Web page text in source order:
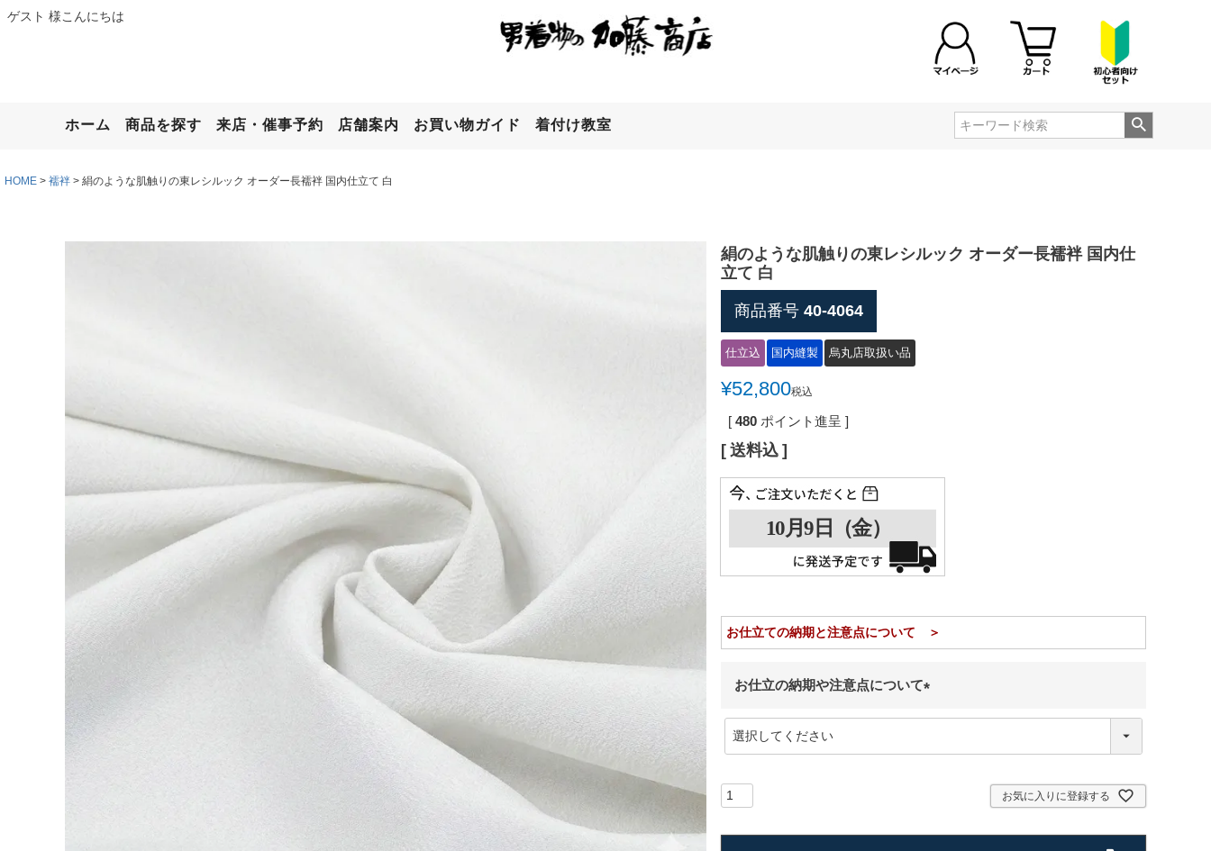
ゲスト 様こんにちは
ホーム 商品を探す 来店・催事予約 店舗案内 お買い物ガイド 着付け教室
HOME 襦袢 絹のような肌触りの東レシルック オーダー長襦袢 国内仕立て 白
絹のような肌触りの東レシルック オーダー長襦袢 国内仕
立て 白
商品番号 40-4064
仕立込 国内縫製 烏丸店取扱い品
¥52,800税込
[ 480 ポイント進呈 ]
送料込
お仕立ての納期と注意点について ＞
お仕立の納期や注意点について
お気に入りに登録する